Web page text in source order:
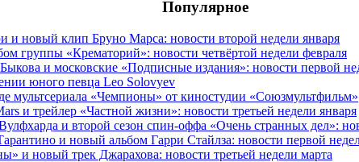
Популярное
новый клип Бруно Марса: новости второй недели января
группы «Крематорий»: новости четвёртой недели февраля
и московские «Подписные издания»: новости первой
юного певца Leo Solovyev
мультсериала «Чемпионы» от киностудии «Союзмультфильм»
и трейлер «Частной жизни»: новости третьей недели января
и второй сезон спин-оффа «Очень странных дел»:
и новый альбом Гарри Стайлза: новости первой
новый трек Джарахова: новости третьей недели марта